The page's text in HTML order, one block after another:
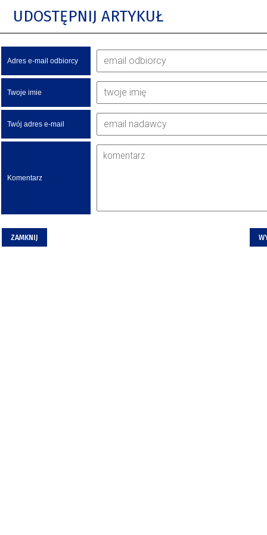
UDOSTĘPNIJ ARTYKUŁ
Adres e-mail odbiorcy
Twoje imie
Twój adres e-mail
Komentarz